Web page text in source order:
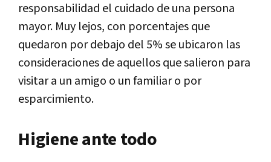
responsabilidad el cuidado de una persona
mayor. Muy lejos, con porcentajes que
quedaron por debajo del 5% se ubicaron las
consideraciones de aquellos que salieron para
visitar a un amigo o un familiar o por
esparcimiento.
Higiene ante todo